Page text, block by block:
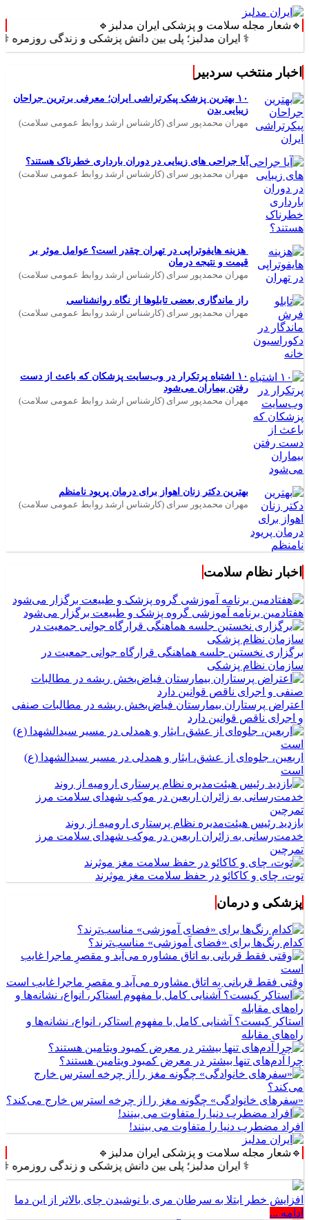
🔹شعار مجله سلامت و پزشکی ایران مدلبز🔹
⚕️ ایران مدلبز؛ پلی بین دانش پزشکی و زندگی روزمره ⚕️
اخبار منتخب سردبیر
۱۰ بهترین پزشک پیکرتراشی ایران؛ معرفی برترین جراحان
زیبایی بدن
مهران محمدپور سرای (کارشناس ارشد روابط عمومی سلامت)
آیا جراحی های زیبایی در دوران بارداری خطرناک هستند؟
مهران محمدپور سرای (کارشناس ارشد روابط عمومی سلامت)
هزینه هایفوتراپی در تهران چقدر است؟ عوامل موثر بر
قیمت و نتیجه درمان
مهران محمدپور سرای (کارشناس ارشد روابط عمومی سلامت)
راز ماندگاری بعضی تابلوها از نگاه روانشناسی
مهران محمدپور سرای (کارشناس ارشد روابط عمومی سلامت)
۱۰ اشتباه پرتکرار در وب‌سایت پزشکان که باعث از دست
رفتن بیماران می‌شود
مهران محمدپور سرای (کارشناس ارشد روابط عمومی سلامت)
بهترین دکتر زنان اهواز برای درمان پریود نامنظم
مهران محمدپور سرای (کارشناس ارشد روابط عمومی سلامت)
اخبار نظام سلامت
هفتادمین برنامه آموزشی گروه پزشک و طبیعت برگزار می‌شود
برگزاری نخستین جلسه هماهنگی قرارگاه جوانی جمعیت در
سازمان نظام پزشکی
اعتراض پرستاران بیمارستان فیاض‌بخش ریشه در مطالبات صنفی
و اجرای ناقص قوانین دارد
اربعین، جلوه‌ای از عشق، ایثار و همدلی در مسیر سیدالشهدا (ع)
است
بازدید رئیس هیئت‌مدیره نظام پرستاری ارومیه از روند
خدمت‌رسانی به زائران اربعین در موکب شهدای سلامت مرز
تمرچین
توت، چای و کاکائو در حفظ سلامت مغز موثرند
پزشکی و درمان
کدام رنگ‌ها برای «فضای آموزشی» مناسب‌ترند؟
وقتی فقط قربانی به اتاق مشاوره می‌آید و مقصرِ ماجرا غایب است
استاکر کیست؟ آشنایی کامل با مفهوم استاکر، انواع، نشانه‌ها و
راه‌های مقابله
چرا آدم‌های تنها بیشتر در معرض کمبود ویتامین هستند؟
«سفرهای خانوادگی» چگونه مغز را از چرخه استرس خارج می‌کند؟
افراد مضطرب دنیا را متفاوت می بینند!
🔹شعار مجله سلامت و پزشکی ایران مدلبز🔹
⚕️ ایران مدلبز؛ پلی بین دانش پزشکی و زندگی روزمره ⚕️
افزایش خطر ابتلا به سرطان مری با نوشیدن چای بالاتر از این دما
ادامه ...